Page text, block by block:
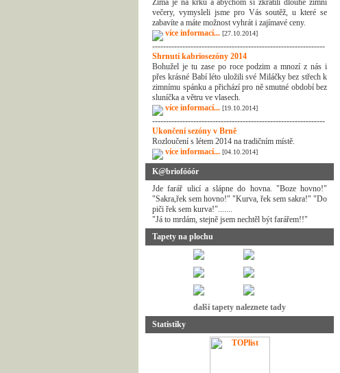
Zima je na krku a abychom si zkrátili dlouhé zimní
večery, vymysleli jsme pro Vás soutěž, u které se
zabavíte a máte možnost vyhrát i zajímavé ceny.
více informací... [27.10.2014]
---------------------------------------------------------------
Shrnutí kabriosezóny 2014
Bohužel je tu zase po roce podzim a mnozí z nás i
přes krásné Babí léto uložili své Miláčky bez střech k
zimnímu spánku a přichází pro ně smutné období bez
sluníčka a větru ve vlasech.
více informací... [19.10.2014]
---------------------------------------------------------------
Ukončení sezóny v Brně
Rozloučení s létem 2014 na tradičním místě.
více informací... [04.10.2014]
K@briofóóór
Jde farář ulicí a slápne do hovna. "Boze hovno!"
"Sakra,řek sem hovno!" "Kurva, řek sem sakra!" "Do
piči řek sem kurva!".......
"Já to mrdám, stejně jsem nechtěl být farářem!!"
Tapety na plochu
další tapety naleznete tady
Statistiky